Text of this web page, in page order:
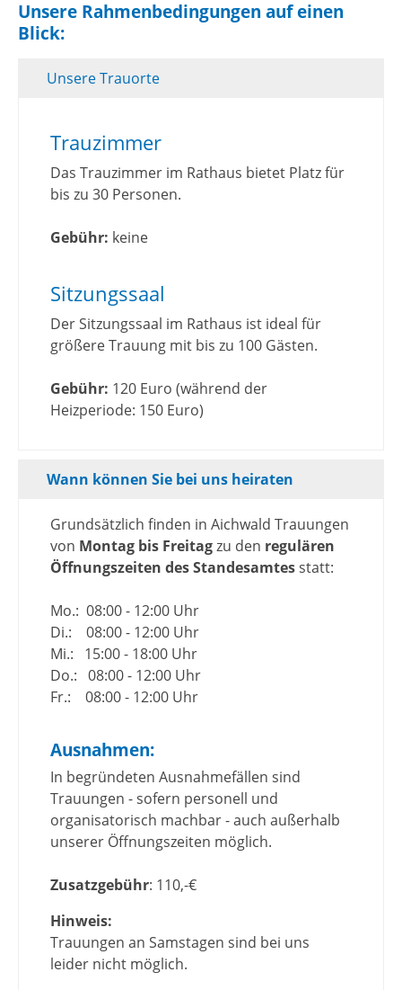
Unsere Rahmenbedingungen auf einen
Blick:
Unsere Trauorte
Trauzimmer
Das Trauzimmer im Rathaus bietet Platz für
bis zu 30 Personen.
Gebühr: keine
Sitzungssaal
Der Sitzungssaal im Rathaus ist ideal für
größere Trauung mit bis zu 100 Gästen.
Gebühr: 120 Euro (während der
Heizperiode: 150 Euro)
Wann können Sie bei uns heiraten
Grundsätzlich finden in Aichwald Trauungen
von Montag bis Freitagzu den regulären
Öffnungszeiten des Standesamtesstatt:
Mo.: 08:00 - 12:00 Uhr
Di.: 08:00 - 12:00 Uhr
Mi.: 15:00 - 18:00 Uhr
Do.: 08:00 - 12:00 Uhr
Fr.: 08:00 - 12:00 Uhr
Ausnahmen:
In begründeten Ausnahmefällen sind
Trauungen - sofern personell und
organisatorisch machbar - auch außerhalb
unserer Öffnungszeiten möglich.
Zusatzgebühr: 110,-€
Hinweis:
Trauungen an Samstagen sind bei uns
leider nicht möglich.